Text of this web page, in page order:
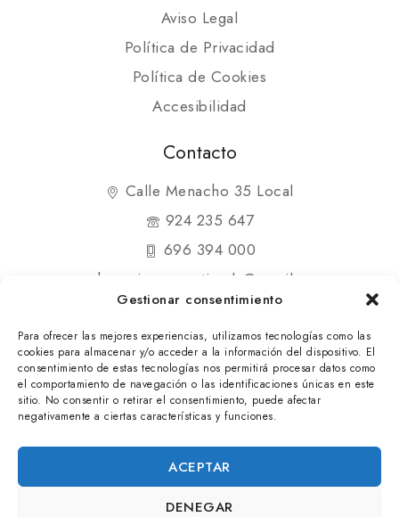
Gestionar consentimiento
Para ofrecer las mejores experiencias, utilizamos tecnologías como las
cookies para almacenar y/o acceder a la información del dispositivo. El
consentimiento de estas tecnologías nos permitirá procesar datos como
el comportamiento de navegación o las identificaciones únicas en este
sitio. No consentir o retirar el consentimiento, puede afectar
negativamente a ciertas características y funciones.
ACEPTAR
DENEGAR
Aviso Legal
Política de Privacidad
Política de Cookies
Accesibilidad
Contacto
Calle Menacho 35 Local
924 235 647
696 394 000
shopmipequenatienda@gmail.com
© 2025 Mi Pequeña Tienda. Todos los derechos
reservados